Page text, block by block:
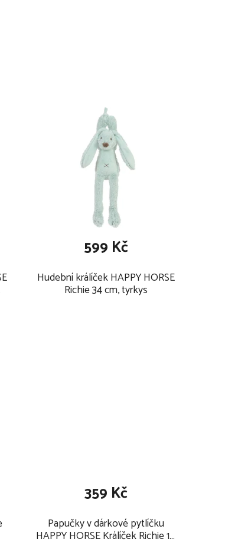
Hudební králíček HAPPY HORSE
Richie 34 cm, tyrkys
599 Kč
Papučky v dárkové pytlíčku
HAPPY HORSE Králíček Richie 10
359 Kč